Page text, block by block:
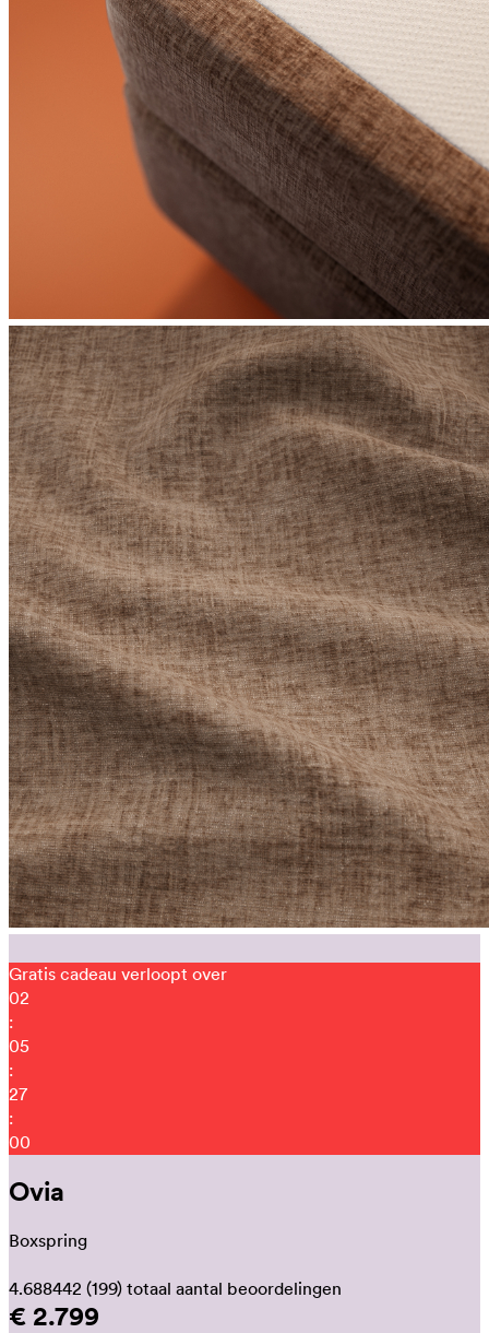
Gratis cadeau verloopt over
02
:
05
:
26
:
54
Ovia
Boxspring
4.688442 (199) totaal aantal beoordelingen
€ 2.799